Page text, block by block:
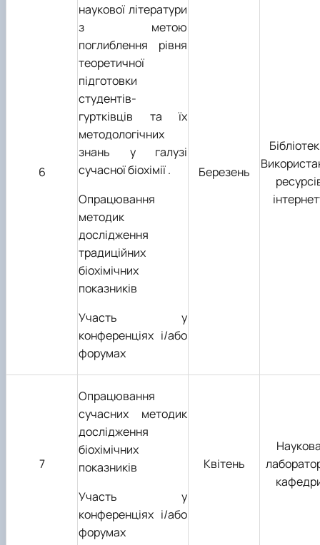
6
наукової літератури
з метою
поглиблення рівня
теоретичної
підготовки
студентів-
гуртківців та їх
методологічних
знань у галузі
сучасної біохімії .
Опрацювання
методик
дослідження
традиційних
біохімічних
показників
Участь у
конференціях і/або
форумах
Березень
7
Опрацювання
сучасних методик
дослідження
біохімічних
показників
Участь у
конференціях і/або
форумах
Квітень